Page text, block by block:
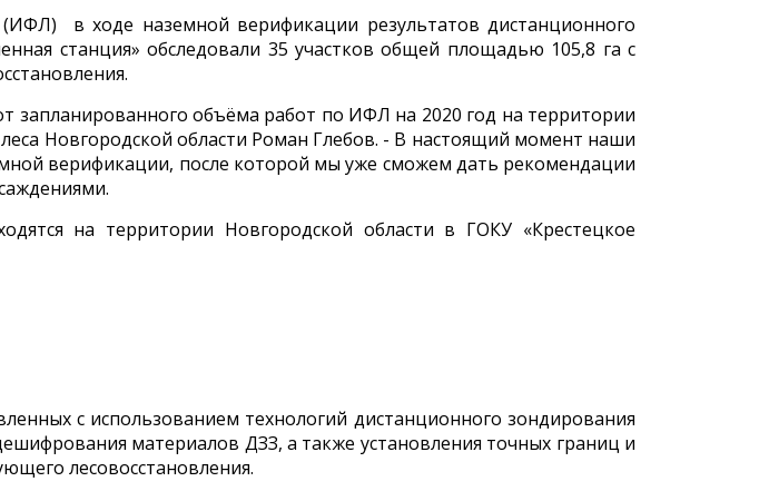
в ходе наземной верификации результатов дистанционного
станция» обследовали 35 участков общей площадью 105,8 га с
запланированного объёма работ по ИФЛ на 2020 год на территории
Новгородской области Роман Глебов. - В настоящий момент наши
верификации, после которой мы уже сможем дать рекомендации
на территории Новгородской области в ГОКУ «Крестецкое
с использованием технологий дистанционного зондирования
материалов ДЗЗ, а также установления точных границ и
лесовосстановления.